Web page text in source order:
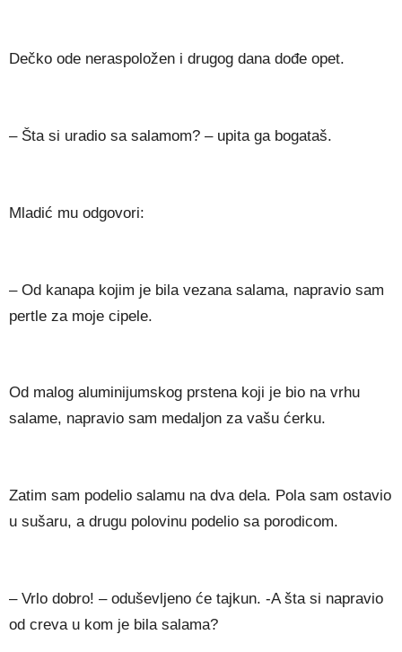
Dečko ode neraspoložen i drugog dana dođe opet.
– Šta si uradio sa salamom? – upita ga bogataš.
Mladić mu odgovori:
– Od kanapa kojim je bila vezana salama, napravio sam
pertle za moje cipele.
Od malog aluminijumskog prstena koji je bio na vrhu
salame, napravio sam medaljon za vašu ćerku.
Zatim sam podelio salamu na dva dela. Pola sam ostavio
u sušaru, a drugu polovinu podelio sa porodicom.
– Vrlo dobro! – oduševljeno će tajkun. -A šta si napravio
od creva u kom je bila salama?